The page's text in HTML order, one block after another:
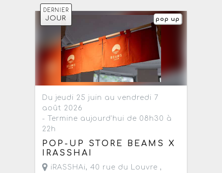
DERNIER
JOUR pop up
Du jeudi 25 juin au vendredi 7
août 2026
- Termine aujourd'hui de 08h30 à
22h
POP-UP STORE BEAMS X
IRASSHAI
iRASSHAi, 40 rue du Louvre ,